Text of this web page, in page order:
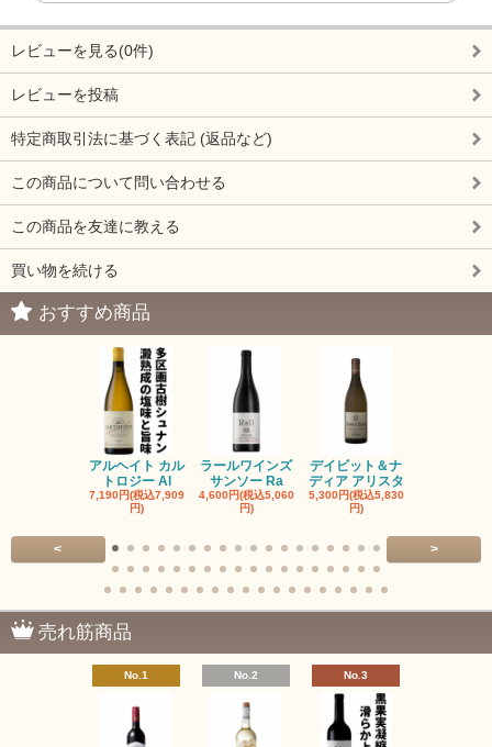
レビューを見る(0件)
レビューを投稿
特定商取引法に基づく表記 (返品など)
この商品について問い合わせる
この商品を友達に教える
買い物を続ける
おすすめ商品
アルヘイト カル
トロジー Al
7,190円(税込7,909
円)
ラールワインズ
サンソー Ra
4,600円(税込5,060
円)
デイビット＆ナ
ディア アリスタ
5,300円(税込5,830
円)
< >
売れ筋商品
No.1 No.2 No.3